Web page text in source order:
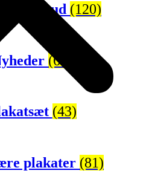
tilbud (120)
(65)
(43)
plakater (81)